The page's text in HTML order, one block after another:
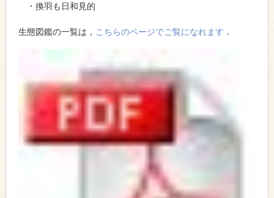
・換羽も日和見的
生態図鑑の一覧は， こちらのページでご覧になれます ．